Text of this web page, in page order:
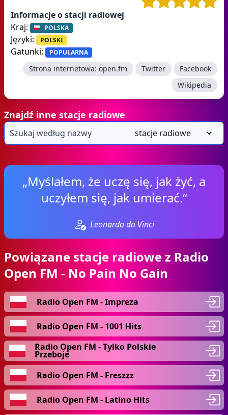
Informacje o stacji radiowej
Kraj:
POLSKA
Języki: POLSKI
Gatunki: POPULARNA
Strona internetowa: open.fm Twitter
Facebook
Wikipedia
Znajdź inne stacje radiowe
„Myślałem, że uczę się, jak żyć, a
uczyłem się, jak umierać.“
Leonardo da Vinci
Powiązane stacje radiowe z Radio
Open FM - No Pain No Gain
Radio Open FM - Impreza
Radio Open FM - 1001 Hits
Radio Open FM - Tylko Polskie
Przeboje
Radio Open FM - Freszzz
Radio Open FM - Latino Hits